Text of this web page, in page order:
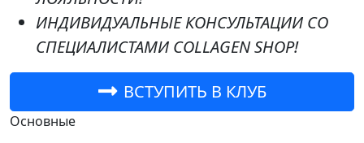
ИНДИВИДУАЛЬНЫЕ КОНСУЛЬТАЦИИ СО
СПЕЦИАЛИСТАМИ COLLAGEN SHOP!
ВСТУПИТЬ В КЛУБ
Основные